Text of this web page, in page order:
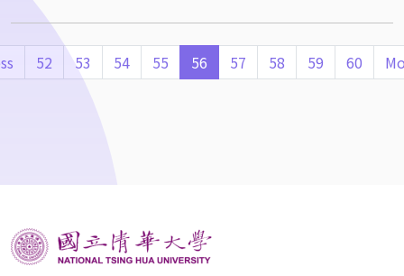
52 53 54 55 56 57 58 59 60